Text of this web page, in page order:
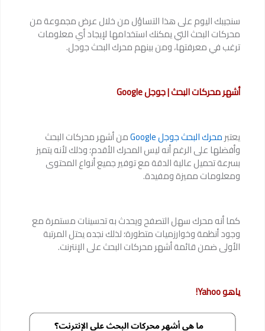
سنجيبك اليوم على هذا التساؤل من خلال عرض مجموعة من
محركات البحث التي يمكنك استخدامها لإيجاد أي معلومات
ترغب في معرفتها، ومن بينهم محرك البحث جوجل.
أشهر محركات البحث | جوجل Google
يعتبرمحرك البحث جوجل Google من أشهر محركات البحث
وأفضلها على الرغم أنه ليس المحرك الأقدم؛ وذلك لأنه يتميز
بسرعة تحميل عالية الدقة مع توفير جميع أنواع المحتوى
ومعلومات مميزة ومفيدة.
كما أنه محرك سهل التصفح ويحدث به تحسينات مستمرة مع
وجود أنظمة وخوارزميات متطورة؛ لذلك نجده يحتل المرتبة
الأولى ضمن قائمة أشهر محركات البحث على الإنترنت.
ياهو Yahoo!